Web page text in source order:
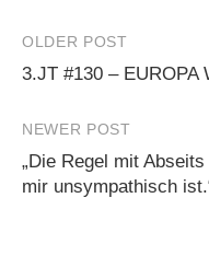
Post
navigation
OLDER POST
3.JT #130 – EUROPA
NEWER POST
„Die Regel mit
mir unsympathisch